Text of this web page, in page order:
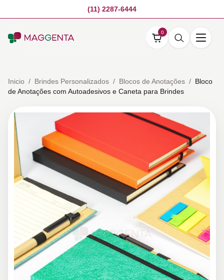
(11) 2287-6444
0
Inicio / Brindes Personalizados / Blocos de Anotações / Bloco
de Anotações com Autoadesivos e Caneta para Brindes